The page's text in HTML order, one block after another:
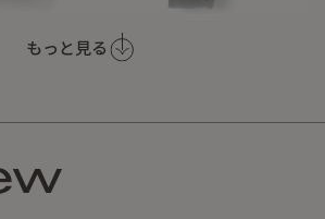
もっと見る
畳み傘で直径96cmとゆったり使用でき